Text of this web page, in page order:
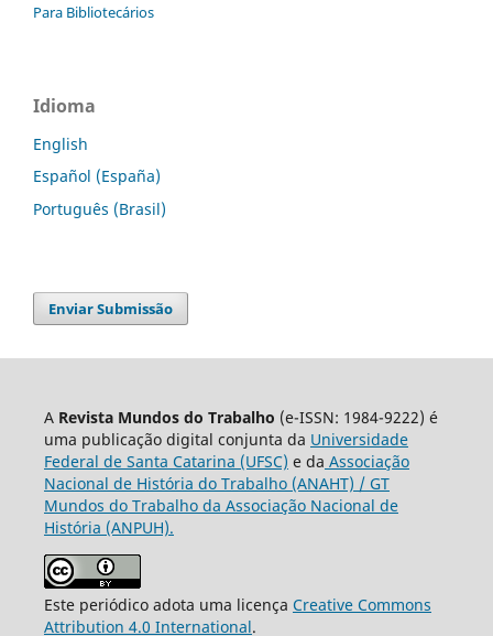
Para Bibliotecários
Idioma
English
Español (España)
Português (Brasil)
Enviar Submissão
A Revista Mundos do Trabalho (e-ISSN: 1984-9222) é
uma publicação digital conjunta da Universidade
Federal de Santa Catarina (UFSC) e da Associação
Nacional de História do Trabalho (ANAHT) / GT
Mundos do Trabalho da Associação Nacional de
História (ANPUH).
Este periódico adota uma licença Creative Commons
Attribution 4.0 International.